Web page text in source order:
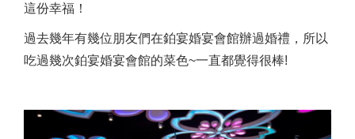
這份幸福！
過去幾年有幾位朋友們在鉑宴婚宴會館辦過婚禮，所以
吃過幾次鉑宴婚宴會館的菜色~一直都覺得很棒!